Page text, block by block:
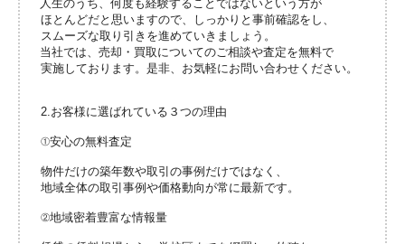
人生のうち、何度も経験することではないという方が
ほとんどだと思いますので、しっかりと事前確認をし、
スムーズな取り引きを進めていきましょう。
当社では、売却・買取についてのご相談や査定を無料で
実施しております。是非、お気軽にお問い合わせください。
2.お客様に選ばれている３つの理由
①安心の無料査定
物件だけの築年数や取引の事例だけではなく、
地域全体の取引事例や価格動向が常に最新です。
②地域密着豊富な情報量